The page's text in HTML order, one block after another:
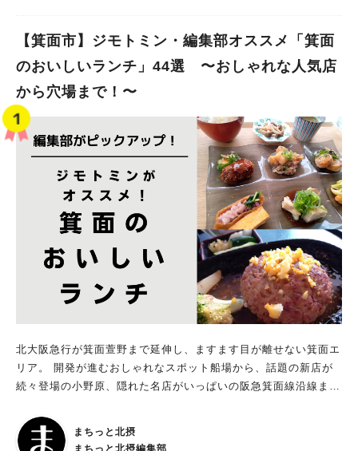
【箕面市】ジモトミン・編集部オススメ「箕面
のおいしいランチ」44選 〜おしゃれな人気店
から穴場まで！〜
北大阪急行が箕面萱野まで延伸し、ますます目が離せない箕面エ
リア。 開発が進むおしゃれなスポット船場から、話題の新店が
続々登場の小野原、隠れた名店がいっぱいの阪急箕面線沿線まで
に食べてオススメする箕面のおいしいランチのお店44選！ 子連
れでもOKのお店、大人がゆったりくつろげるお店、駐車場情報
まちっと北摂
まちっと北摂編集部